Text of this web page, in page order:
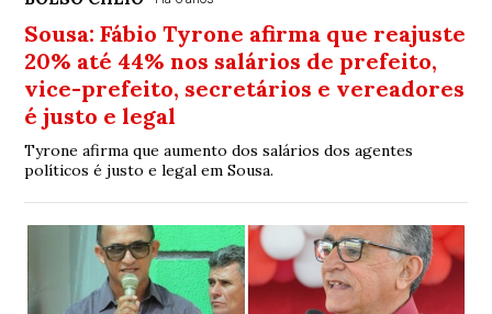
Sousa: Fábio Tyrone afirma que reajuste
20% até 44% nos salários de prefeito,
vice-prefeito, secretários e vereadores
é justo e legal
Tyrone afirma que aumento dos salários dos agentes
políticos é justo e legal em Sousa.